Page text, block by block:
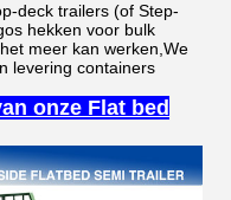
deck trailers (of Step-
hekken voor bulk
meer kan werken,We
levering containers
onze Flat bed